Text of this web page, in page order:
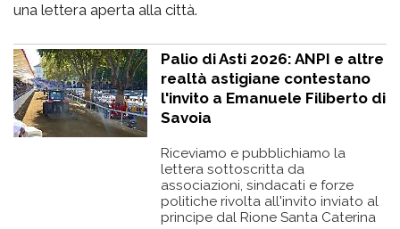
una lettera aperta alla città.
Palio di Asti 2026: ANPI e altre
realtà astigiane contestano
l'invito a Emanuele Filiberto di
Savoia
Riceviamo e pubblichiamo la
lettera sottoscritta da
associazioni, sindacati e forze
politiche rivolta all'invito inviato al
principe dal Rione Santa Caterina